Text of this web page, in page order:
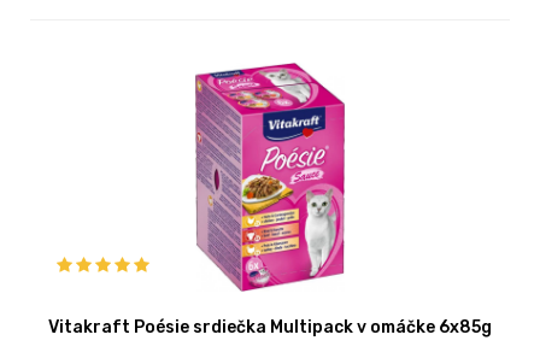
Vitakraft Poésie srdiečka Multipack v omáčke 6x85g